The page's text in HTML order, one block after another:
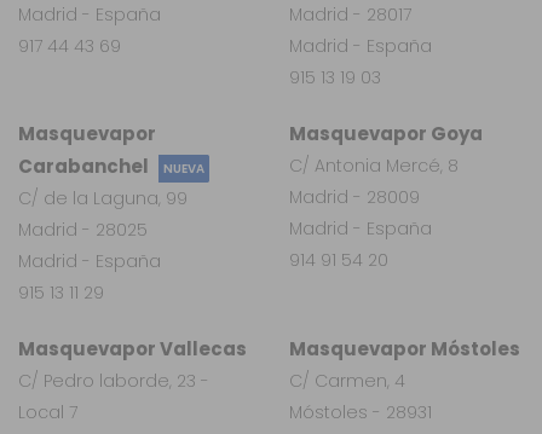
Masquevapor
Carabanchel
NUEVA
C/ de la Laguna, 99
Madrid - 28025
Madrid - España
915 13 11 29
Masquevapor Vallecas
C/ Pedro laborde, 23 -
Local 7
Masquevapor Móstoles
C/ Carmen, 4
Móstoles - 28931
Masquevapor Goya
C/ Antonia Mercé, 8
Madrid - 28009
Madrid - España
914 91 54 20
Madrid - 28017
Madrid - España
915 13 19 03
Madrid - España
917 44 43 69